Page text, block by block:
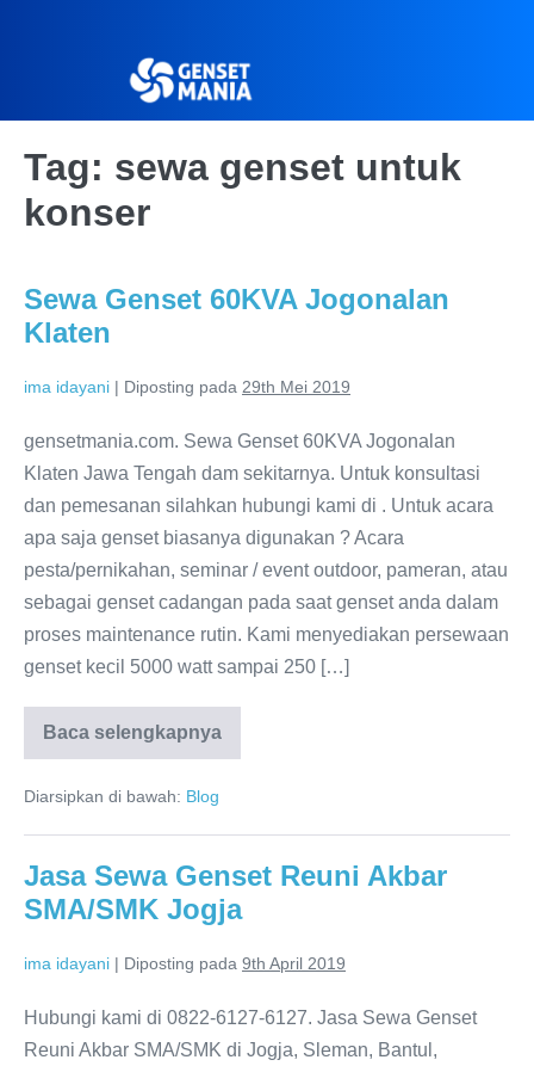
Tag: sewa genset untuk
konser
Sewa Genset 60KVA Jogonalan
Klaten
ima idayani | Diposting pada 29th Mei 2019
gensetmania.com. Sewa Genset 60KVA Jogonalan
Klaten Jawa Tengah dam sekitarnya. Untuk konsultasi
dan pemesanan silahkan hubungi kami di . Untuk acara
apa saja genset biasanya digunakan ? Acara
pesta/pernikahan, seminar / event outdoor, pameran, atau
sebagai genset cadangan pada saat genset anda dalam
proses maintenance rutin. Kami menyediakan persewaan
genset kecil 5000 watt sampai 250 […]
Baca selengkapnya
Diarsipkan di bawah: Blog
Jasa Sewa Genset Reuni Akbar
SMA/SMK Jogja
ima idayani | Diposting pada 9th April 2019
Hubungi kami di 0822-6127-6127. Jasa Sewa Genset
Reuni Akbar SMA/SMK di Jogja, Sleman, Bantul,